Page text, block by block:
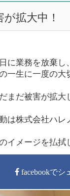
拡大中！
に業務を放棄
一生に一度の大
まだ被害が拡大
は株式会社ハレ
イメージを払拭
facebookでシ